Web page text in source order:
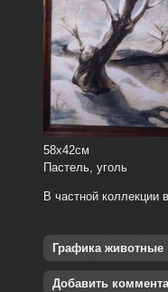
58х42см
Пастель, уголь
В частной коллекции
Графика животные
Добавить